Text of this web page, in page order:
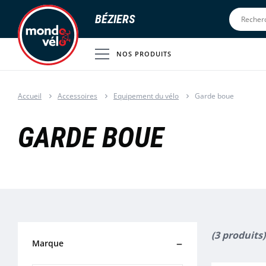
BÉZIERS
NOS PRODUITS
Accueil Accessoires Equipement du vélo Garde boue
GARDE BOUE
Marque
(3 produits)